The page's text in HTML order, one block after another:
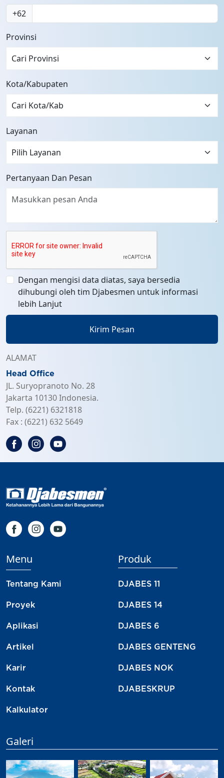
+62
Provinsi
Cari Provinsi
Kota/Kabupaten
Layanan
Pertanyaan Dan Pesan
Dengan mengisi data diatas, saya bersedia
dihubungi oleh tim Djabesmen untuk informasi
lebih Lanjut
Kirim Pesan
ALAMAT
Head Office
JL. Suryopranoto No. 28
Jakarta 10130 Indonesia.
Telp. (6221) 6321818
Fax : (6221) 632 5649
Menu
Tentang Kami
Proyek
Aplikasi
Artikel
Karir
Kontak
Kalkulator
Produk
DJABES 11
DJABES 14
DJABES 6
DJABES GENTENG
DJABES NOK
DJABESKRUP
Galeri